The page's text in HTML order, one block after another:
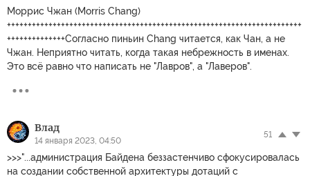
Моррис Чжан (Morris Chang)
+++++++++++++++++++++++++++++++++++++++++++++++++++++++++++++++++++++++
++++++++++++++Согласно пиньин Chang читается, как Чан, а не
Чжан. Неприятно читать, когда такая небрежность в именах.
Это всё равно что написать не "Лавров", а "Лаверов".
Влад
14 января 2023, 04:50
51
>>>"...администрация Байдена беззастенчиво сфокусировалась
на создании собственной архитектуры дотаций с